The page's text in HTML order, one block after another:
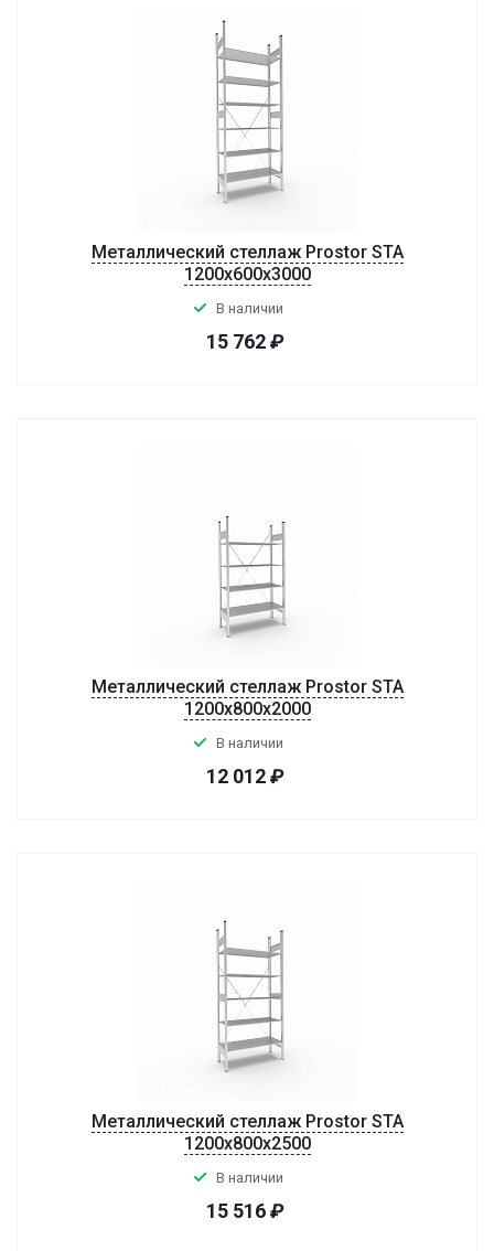
Металлический стеллаж Prostor STA
1200х600х3000
В наличии
15 762₽
Металлический стеллаж Prostor STA
1200х800х2000
В наличии
12 012₽
Металлический стеллаж Prostor STA
1200х800х2500
В наличии
15 516₽